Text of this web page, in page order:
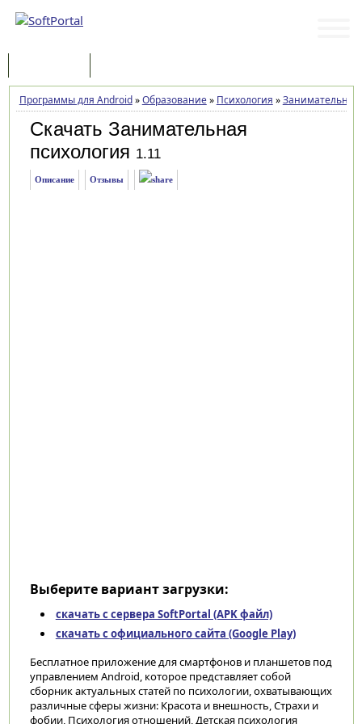
Программы для Android»Образование» Психология »Занимательная
Скачать Занимательная
психология 1.11
Описание Отзывы
Выберите вариант загрузки:
скачать с сервера SoftPortal (APK файл)
скачать с официального сайта (Google Play)
Бесплатное приложение для смартфонов и планшетов под
управлением Android, которое представляет собой
сборник актуальных статей по психологии, охватывающих
различные сферы жизни: Красота и внешность, Страхи и
фобии, Психология отношений, Детская психология